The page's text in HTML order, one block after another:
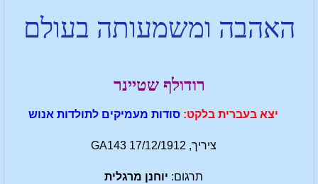
האהבה ומשמעותה בעולם
רודולף שטיינר
יצא בעברית בלקט: סודות מעמיקים לתולדות אנוש
ציריך, 17/12/1912 GA143
תרגום: יוחנן מרגלית